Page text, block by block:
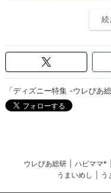
続
「ディズニー特集 -ウレぴあ
ウレぴあ総研 ハピママ*
うまいめし
う